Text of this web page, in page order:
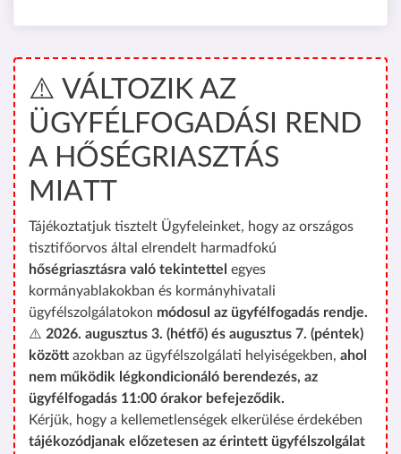
⚠️ VÁLTOZIK AZ
ÜGYFÉLFOGADÁSI REND
A HŐSÉGRIASZTÁS
MIATT
Tájékoztatjuk tisztelt Ügyfeleinket, hogy az országos
tisztifőorvos által elrendelt harmadfokú
hőségriasztásra való tekintettel egyes
kormányablakokban és kormányhivatali
ügyfélszolgálatokon módosul az ügyfélfogadás rendje.
⚠️ 2026. augusztus 3. (hétfő) és augusztus 7. (péntek)
között azokban az ügyfélszolgálati helyiségekben, ahol
nem működik légkondicionáló berendezés, az
ügyfélfogadás 11:00 órakor befejeződik.
Kérjük, hogy a kellemetlenségek elkerülése érdekében
tájékozódjanak előzetesen az érintett ügyfélszolgálat